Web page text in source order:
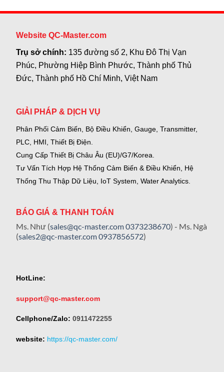
Website QC-Master.com
Trụ sở chính: 135 đường số 2, Khu Đô Thị Vạn
Phúc, Phường Hiệp Bình Phước, Thành phố Thủ
Đức, Thành phố Hồ Chí Minh, Việt Nam
GIẢI PHÁP & DỊCH VỤ
Phân Phối Cảm Biến, Bộ Điều Khiển, Gauge, Transmitter,
PLC, HMI, Thiết Bị Điện.
Cung Cấp Thiết Bị Châu Âu (EU)/G7/Korea.
Tư Vấn Tích Hợp Hệ Thống Cảm Biến & Điều Khiển, Hệ
Thống Thu Thập Dữ Liệu, IoT System, Water Analytics.
BÁO GIÁ & THANH TOÁN
Ms. Như (sales@qc-master.com0373238670) - Ms. Ngà
(sales2@qc-master.com0937856572)
HotLine:
support@qc-master.com
Cellphone/Zalo: 0911472255
website: https://qc-master.com/